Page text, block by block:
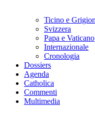
Ticino e
Svizzera
Papa e Vaticano
Internazionale
Cronologia
Dossiers
Agenda
Catholica
Commenti
Multimedia